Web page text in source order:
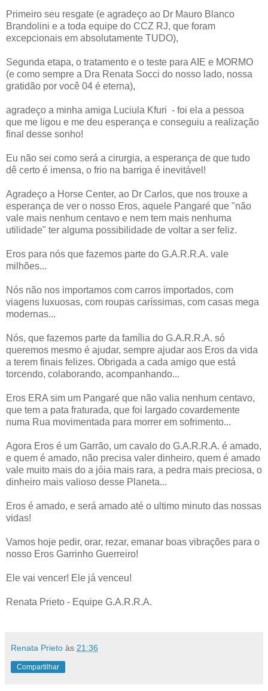
Primeiro seu resgate (e agradeço ao Dr Mauro Blanco
Brandolini​ e a toda equipe do CCZ RJ, que foram
excepcionais em absolutamente TUDO),
Segunda etapa, o tratamento e o teste para AIE e MORMO
(e como sempre a Dra Renata Socci do nosso lado, nossa
gratidão por você 04 é eterna),
agradeço a minha amiga Luciula Kfuri​ - foi ela a pessoa
que me ligou e me deu esperança e conseguiu a realização
final desse sonho!
Eu não sei como será a cirurgia, a esperança de que tudo
dê certo é imensa, o frio na barriga é inevitável!
Agradeço a Horse Center, ao Dr Carlos, que nos trouxe a
esperança de ver o nosso Eros, aquele Pangaré que "não
vale mais nenhum centavo e nem tem mais nenhuma
utilidade" ter alguma possibilidade de voltar a ser feliz.
Eros para nós que fazemos parte do G.A.R.R.A. vale
milhões...
Nós não nos importamos com carros importados, com
viagens luxuosas, com roupas caríssimas, com casas mega
modernas...
Nós, que fazemos parte da família do G.A.R.R.A. só
queremos mesmo é ajudar, sempre ajudar aos Eros da vida
a terem finais felizes. Obrigada a cada amigo que está
torcendo, colaborando, acompanhando...
Eros ERA sim um Pangaré que não valia nenhum centavo,
que tem a pata fraturada, que foi largado covardemente
numa Rua movimentada para morrer em sofrimento...
Agora Eros é um Garrão, um cavalo do G.A.R.R.A. é amado,
e quem é amado, não precisa valer dinheiro, quem é amado
vale muito mais do a jóia mais rara, a pedra mais preciosa, o
dinheiro mais valioso desse Planeta...
Eros é amado, e será amado até o ultimo minuto das nossas
vidas!
Vamos hoje pedir, orar, rezar, emanar boas vibrações para o
nosso Eros Garrinho Guerreiro!
Ele vai vencer! Ele já venceu!
Renata Prieto - Equipe G.A.R.R.A.
Renata Prieto às 21:36
Compartilhar